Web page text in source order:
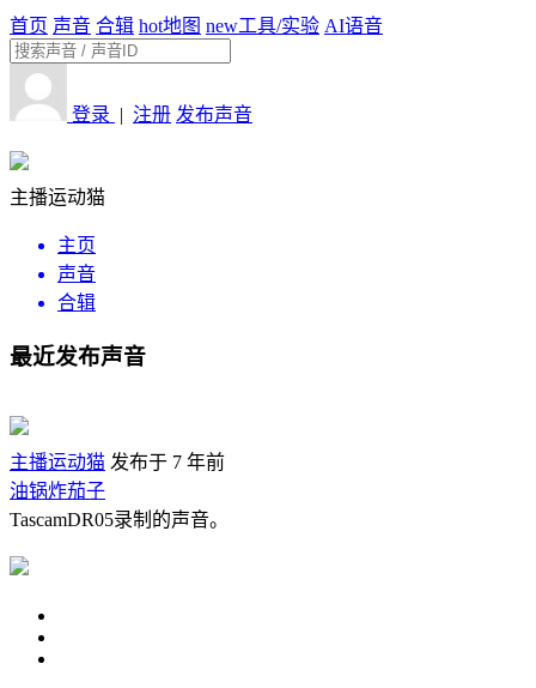
首页 声音 合辑 hot地图 new工具/实验 AI语音
登录 | 注册 发布声音
主播运动猫
主页
声音
合辑
最近发布声音
主播运动猫 发布于 7 年前
油锅炸茄子
TascamDR05录制的声音。